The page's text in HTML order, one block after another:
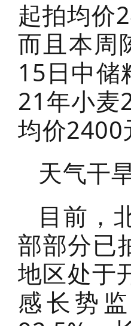
起拍均价
而且本周
15日中储
21年小麦
均价
天气干
目前，
部部分已
地区处于
感长势